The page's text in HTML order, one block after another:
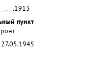
__.__.1913
пункт
27.05.1945